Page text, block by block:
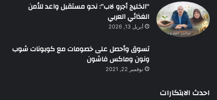
“الخليج أجرو لاب”: نحو مستقبل واعد للأمن
الغذائي العربي
أبريل 13, 2026
تسوق وأحصل على خصومات مع كوبونات شوب
ونون وماكس فاشون
نوفمبر 22, 2021
احدث الابتكارات